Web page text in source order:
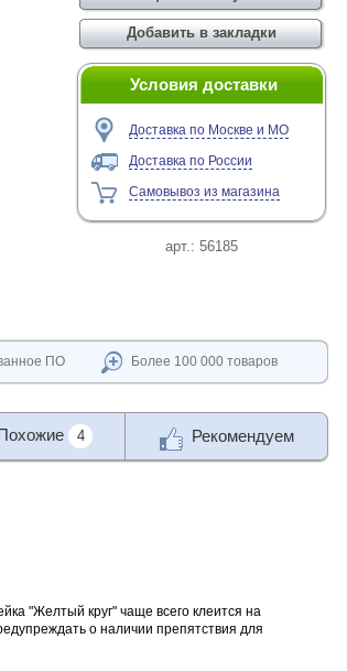
Условия доставки
Доставка по Москве и МО
Доставка по России
Самовывоз из магазина
арт.: 56185
ПО Более 100 000 товаров
4 Рекомендуем
"Желтый круг" чаще всего клеится на
о наличии препятствия для